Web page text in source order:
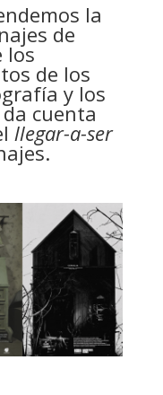
la
de
los
de los
y los
cuenta
llegar-a-ser